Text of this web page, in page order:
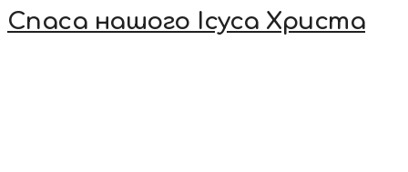
Спаса нашого Ісуса Христа